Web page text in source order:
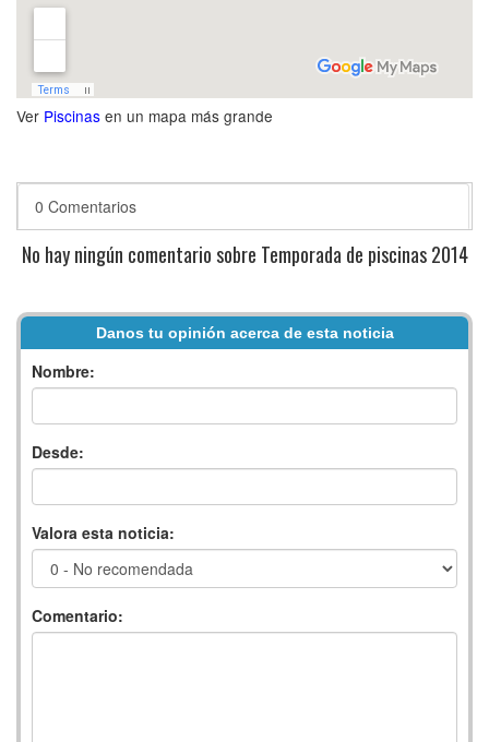
Ver Piscinas en un mapa más grande
0 Comentarios
No hay ningún comentario sobre Temporada de piscinas 2014
Danos tu opinión acerca de esta noticia
Nombre:
Desde:
Valora esta noticia:
Comentario: